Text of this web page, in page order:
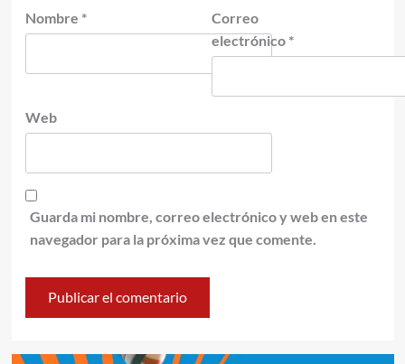
Nombre *
Correo
electrónico *
Web
Guarda mi nombre, correo electrónico y web en este
navegador para la próxima vez que comente.